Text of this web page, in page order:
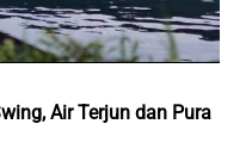
Air Terjun dan Pura